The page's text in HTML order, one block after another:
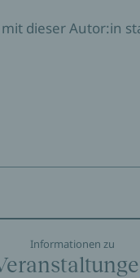
dieser Autor:in
Informationen zu